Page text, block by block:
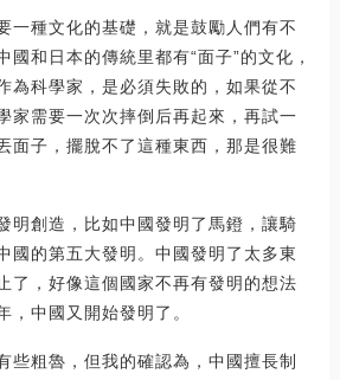
一種文化的基礎，就是鼓勵人們有不
國和日本的傳統里都有“面子”的文化，
為科學家，是必須失敗的，如果從不
家需要一次次摔倒后再起來，再試一
面子，擺脫不了這種東西，那是很難
明創造，比如中國發明了馬鐙，讓騎
國的第五大發明。中國發明了太多東
了，好像這個國家不再有發明的想法
，中國又開始發明了。
些粗魯，但我的確認為，中國擅長制